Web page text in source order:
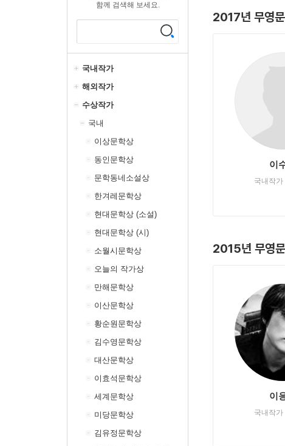
함께 검색해 보세요.
국내작가
해외작가
수상작가
국내
이상문학상
동인문학상
문학동네소설상
한겨레문학상
현대문학상 (소설)
현대문학상 (시)
소월시문학상
오늘의 작가상
만해문학상
이산문학상
황순원문학상
김수영문학상
대산문학상
이효석문학상
세계문학상
미당문학상
김유정문학상
2017년 무영
이
국내작가
2015년 무영
이
국내작가